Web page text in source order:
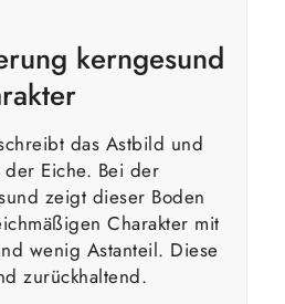
kerngesund
das Astbild und
Eiche. Bei der
zeigt dieser Boden
Charakter mit
wenig Astanteil. Diese
zurückhaltend.